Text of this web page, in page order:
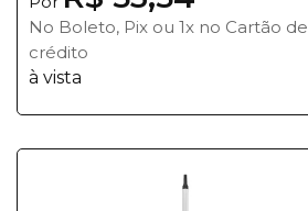
No Boleto, Pix ou 1x no Cartão de
crédito
à vista